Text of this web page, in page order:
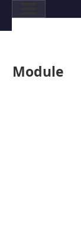
Module